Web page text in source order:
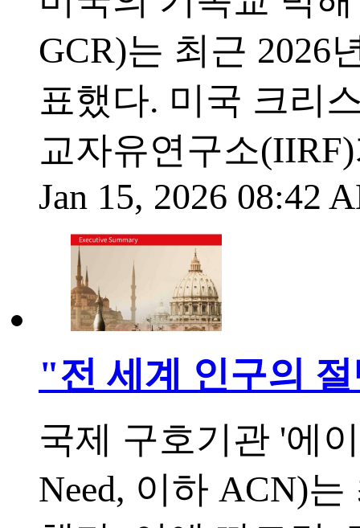
GCR)는 최근 2026
표했다. 미국 크리
교자유연구소
Jan 15, 2026 08:42
"전 세계 인구의
국제 구호기관 '에
Need, 이하 ACN)